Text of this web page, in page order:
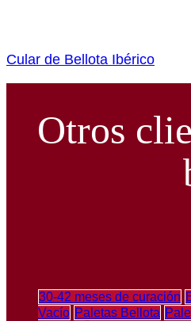
Cular de Bellota Ibérico
Otros
30-42 meses de curación
Vacío Paletas Bellota